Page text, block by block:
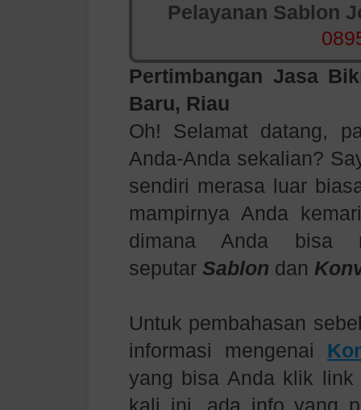
Pelayanan Sablon
Pertimbangan Jasa
Baru, Riau
Oh! Selamat datang,
Anda-Anda sekalian?
sendiri merasa luar
mampirnya Anda
dimana Anda bisa
seputar Sablon dan
Untuk pembahasan
informasi mengenai
yang bisa Anda klik
kali ini, ada info yang